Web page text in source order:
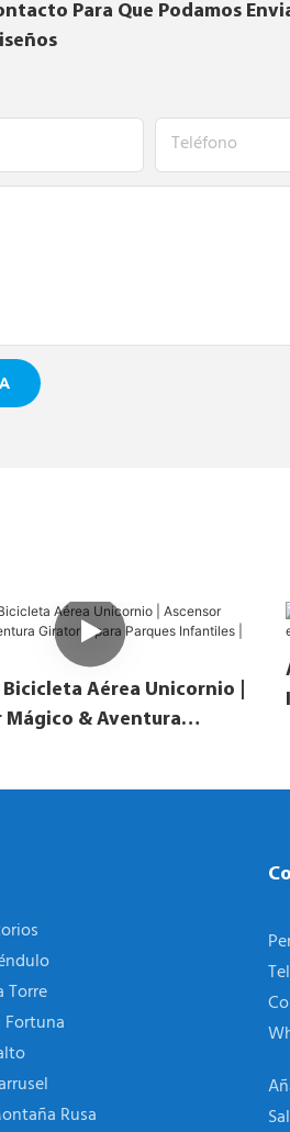
Para Que Podamos
Teléfono
Bicicleta Aérea Unicornio |
Mágico & Aventura
Torre
Fortuna
Rusa